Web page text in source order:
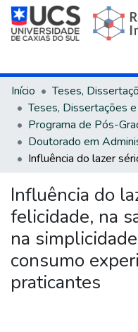
Início
Influência do
felicidade, na
na
consumo
praticantes